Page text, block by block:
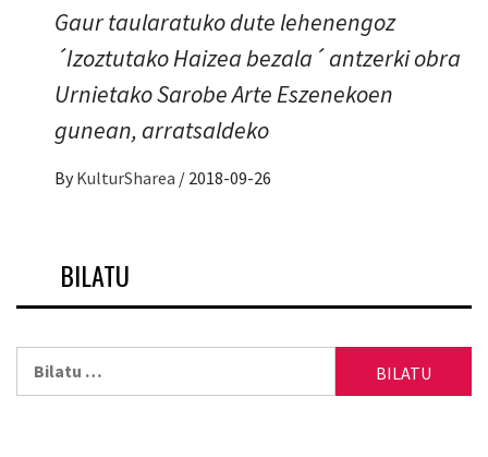
Gaur taularatuko dute lehenengoz
´Izoztutako Haizea bezala´ antzerki obra
Urnietako Sarobe Arte Eszenekoen
gunean, arratsaldeko
By KulturSharea / 2018-09-26
BILATU